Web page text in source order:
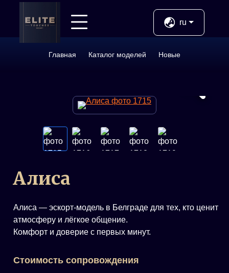
ru
Главная Каталог моделей Новые
Алиса
Алиса — эскорт-модель в Белграде для тех, кто ценит
атмосферу и лёгкое общение.
Комфорт и доверие с первых минут.
Cтоимость сопровождения
Услуги